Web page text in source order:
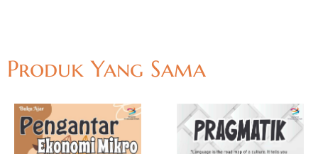
Produk Yang Sama